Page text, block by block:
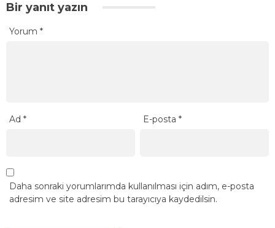
Bir yanıt yazın
Yorum *
Ad * E-posta*
Daha sonraki yorumlarımda kullanılması için adım, e-posta
adresim ve site adresim bu tarayıcıya kaydedilsin.